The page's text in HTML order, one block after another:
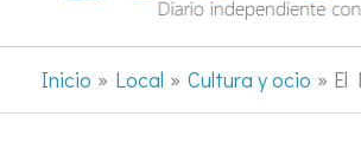
Inicio Local Cultura y ocio El